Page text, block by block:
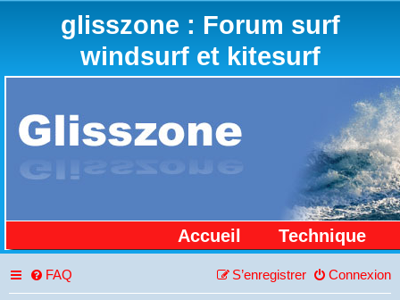
glisszone : Forum surf
windsurf et kitesurf
Accueil Technique
FAQ Connexion
S’enregistrer